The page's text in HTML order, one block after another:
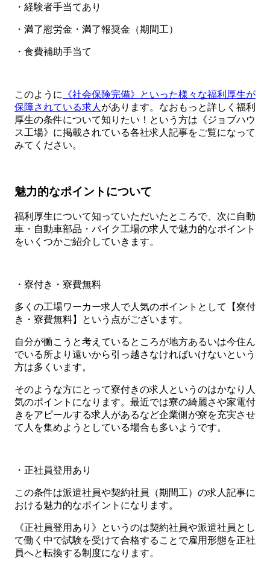
・経験者手当てあり
・満了慰労金・満了報奨金（期間工）
・食費補助手当て
このように
《社会保険完備》といった様々な福利厚生が
保障されている求人 があります。なおもっと詳しく福利
厚生の条件について知りたい！という方は《ジョブハウ
ス工場》に掲載されている各社求人記事をご覧になって
みてください。
魅力的なポイントについて
福利厚生について知っていただいたところで、次に自動
車・自動車部品・バイク工場の求人で魅力的なポイント
をいくつかご紹介していきます。
・寮付き・寮費無料
多くの工場ワーカー求人で人気のポイントとして【寮付
き・寮費無料】という点がございます。
自分が働こうと考えているところが地方あるいは今住ん
でいる所より遠いから引っ越さなければいけないという
方は多くいます。
そのような方にとって寮付きの求人というのはかなり人
気のポイントになります。最近では寮の綺麗さや家電付
きをアピールする求人があるなど企業側が寮を充実させ
て人を集めようとしている場合も多いようです。
・正社員登用あり
この条件は派遣社員や契約社員（期間工）の求人記事に
おける魅力的なポイントになります。
《正社員登用あり》というのは契約社員や派遣社員とし
て働く中で試験を受けて合格することで雇用形態を正社
員へと転換する制度になります。